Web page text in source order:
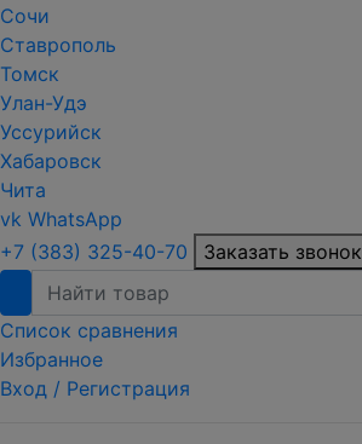
Сочи
Ставрополь
Томск
Улан-Удэ
Уссурийск
Хабаровск
Чита
vk WhatsApp
+7 (383) 325-40-70
Заказать звонок
Список сравнения
Избранное
Вход / Регистрация